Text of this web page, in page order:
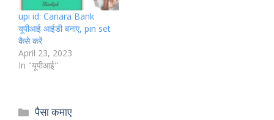
upi id: Canara Bank
यूपीआई आईडी बनाए, pin set
कैसे करें
April 23, 2023
In "यूपीआई"
Categories
पैसा कमाए